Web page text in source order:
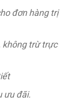
đơn hàng trị
không trừ trực
ưu đãi.